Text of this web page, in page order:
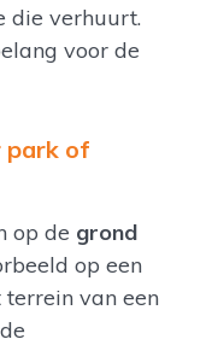
die verhuurt.
voor de
park of
op de grond
op een
van een